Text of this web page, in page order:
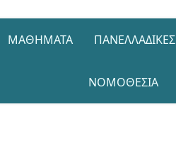
ΜΑΘΉΜΑΤΑ ΠΑΝΕΛΛΑΔΙΚΈΣ
ΝΟΜΟΘΕΣΊΑ